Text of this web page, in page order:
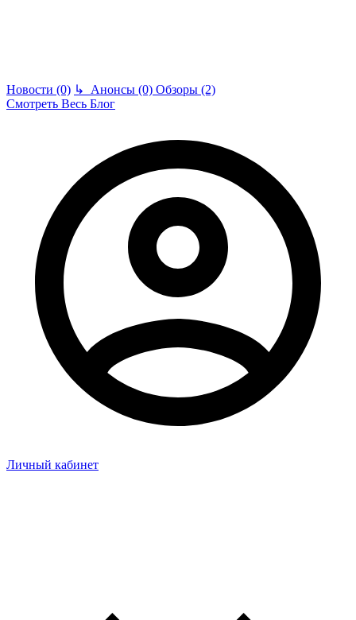
Новости (0) ↳ Анонсы (0) Обзоры (2)
Смотреть Весь Блог
Личный кабинет